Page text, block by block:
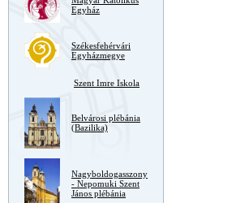
Egyház
Székesfehérvári
Egyházmegye
Szent Imre Iskola
Belvárosi plébánia
(Bazilika)
Nagyboldogasszony
- Nepomuki Szent
János plébánia